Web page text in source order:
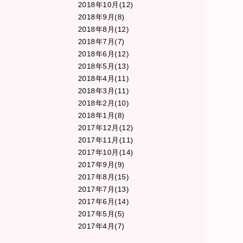
2018年10月(12)
2018年9月(8)
2018年8月(12)
2018年7月(7)
2018年6月(12)
2018年5月(13)
2018年4月(11)
2018年3月(11)
2018年2月(10)
2018年1月(8)
2017年12月(12)
2017年11月(11)
2017年10月(14)
2017年9月(9)
2017年8月(15)
2017年7月(13)
2017年6月(14)
2017年5月(5)
2017年4月(7)